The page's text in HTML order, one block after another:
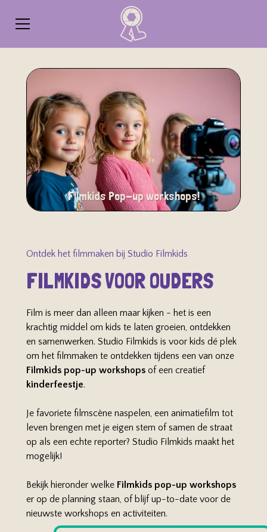
Ontdek het filmmaken bij Studio Filmkids
FILMKIDS VOOR OUDERS
Film is meer dan alleen maar kijken - het is een
krachtig middel om kids te laten groeien, ontdekken
en samenwerken. Studio Filmkids is voor kids dé plek
om het filmmaken te ontdekken tijdens een van onze
Filmkids pop-up workshops of een creatief
kinderfeestje.
Je favoriete filmscène naspelen, een animatiefilm tot
leven brengen met je eigen stem of samen de straat
op als een echte reporter? Studio Filmkids maakt het
mogelijk!
Bekijk hieronder welke Filmkids pop-up workshops
er op de planning staan, of blijf up-to-date voor de
nieuwste workshops en activiteiten.
Filmkids Pop-up workshops!